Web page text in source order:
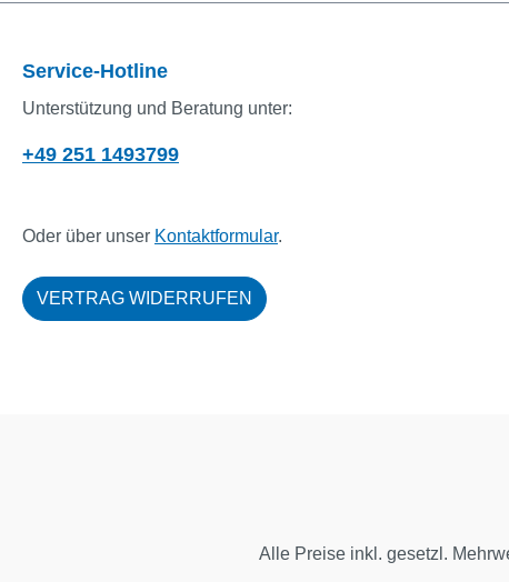
Service-Hotline
Unterstützung und Beratung unter:
+49 251 1493799
Oder über unser Kontaktformular.
VERTRAG WIDERRUFEN
Alle Preise inkl. gesetzl.